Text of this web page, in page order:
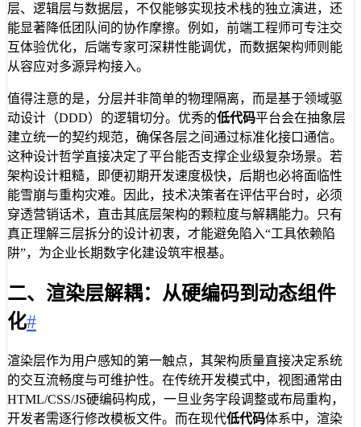
层、逻辑层与数据层，不仅能够实现技术栈的独立演进，还
能显著降低团队间的协作摩擦。例如，前端工程师可专注交
互体验优化，后端专家可深耕性能调优，而数据架构师则能
从容应对多源异构接入。
值得注意的是，分层并非简单的物理隔离，而是基于领域驱
动设计（DDD）的逻辑切分。优秀的低代码平台会在抽象层
建立统一的契约规范，确保各层之间通过标准化接口通信。
这种设计哲学直接决定了平台能否支撑企业级复杂场景。若
架构设计粗糙，即便初期开发速度极快，后期也必将面临性
能雪崩与重构灾难。因此，技术决策者在评估平台时，必须
穿透营销话术，直击其底层架构的颗粒度与解耦能力。只有
真正理解三层拆分的设计初衷，才能避免陷入“工具依赖陷
阱”，为企业长期数字化建设筑牢根基。
二、渲染层解耦：从硬编码到动态组件
化#
渲染层作为用户感知的第一触点，其架构质量直接决定系统
的交互流畅度与可维护性。在传统开发模式中，视图通常由
HTML/CSS/JS硬编码构成，一旦业务字段调整或布局重构，
开发者需逐行修改模板文件。而在现代低代码体系中，渲染